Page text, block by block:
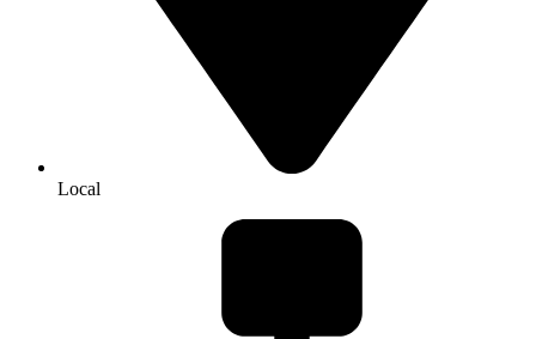
Local